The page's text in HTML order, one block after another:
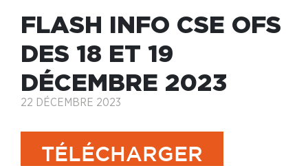
FLASH INFO CSE OFS
DES 18 ET 19
DÉCEMBRE 2023
22 DÉCEMBRE 2023
TÉLÉCHARGER